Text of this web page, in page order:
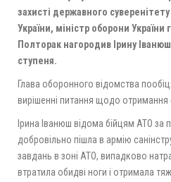
захисті державного суверенітету
України, міністр оборони
Полторак нагородив Ірину Іванюш
ступеня.
Глава оборонного відомства
вирішенні питання щодо отримання
Ірина Іванюш відома бійцям АТО за
добровільно пішла в армію
завдань в зоні АТО, випадково
втратила обидві ноги і отримала